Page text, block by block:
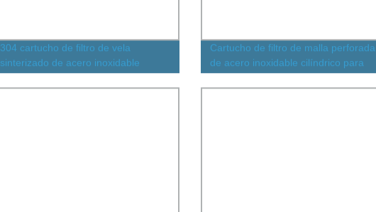
304 cartucho de filtro de vela
sinterizado de acero inoxidable
Cartucho de filtro de malla perforada
de acero inoxidable cilíndrico para
tratamiento de agua industrial